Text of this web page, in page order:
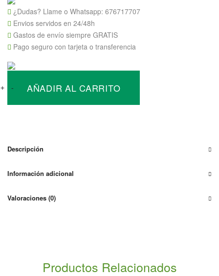
¿Dudas? Llame o Whatsapp: 676717707
Envios servidos en 24/48h
Gastos de envío siempre GRATIS
Pago seguro con tarjeta o transferencia
-de
SMA
Tripower
cantidad
+ AÑADIR AL CARRITO
Descripción
Información adicional
Valoraciones (0)
Productos Relacionados